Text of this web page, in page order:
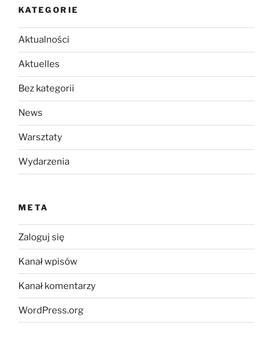
KATEGORIE
Aktualności
Aktuelles
Bez kategorii
News
Warsztaty
Wydarzenia
META
Zaloguj się
Kanał wpisów
Kanał komentarzy
WordPress.org